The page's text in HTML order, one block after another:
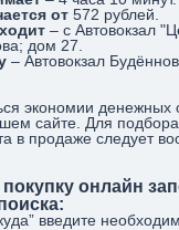
от 572 рублей.
– с Автовокзал
дом 27.
– Автовокзал
экономии денежных
сайте. Для
в продаже следует
онлайн
введите